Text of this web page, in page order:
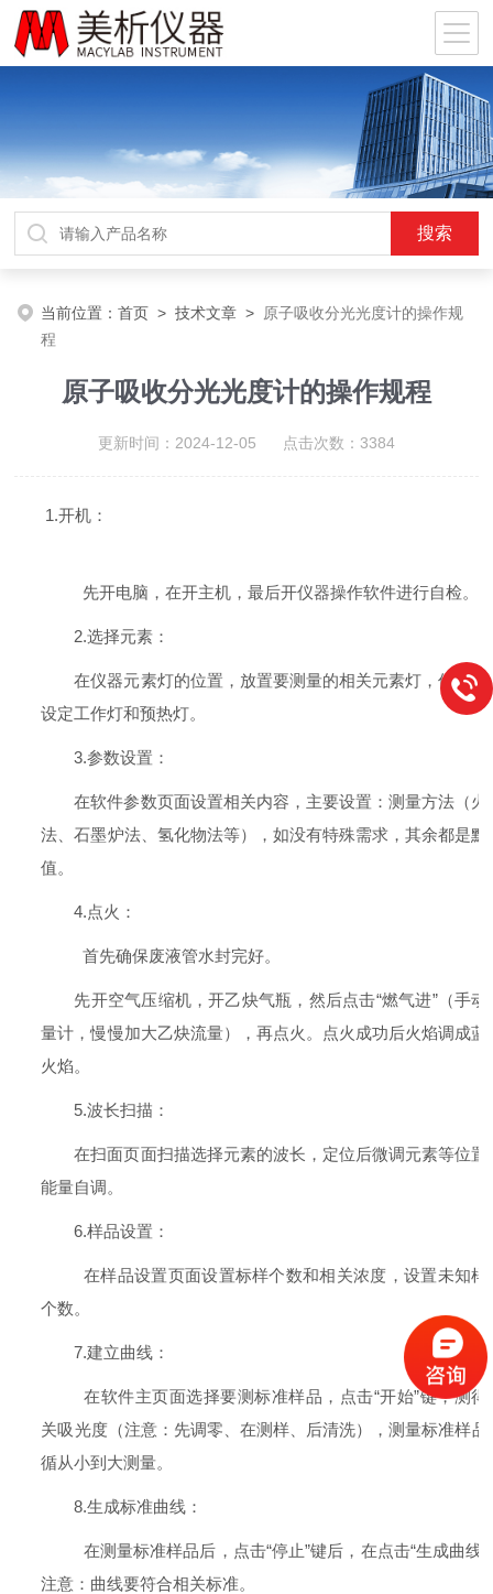
当前位置：首页 >技术文章 > 原子吸收分光光度计的操作规
程
原子吸收分光光度计的操作规程
更新时间：2024-12-05 点击次数：3384
1.开机：
先开电脑，在开主机，最后开仪器操作软件进行自检。
2.选择元素：
在仪器元素灯的位置，放置要测量的相关元素灯，仪器软
设定工作灯和预热灯。
3.参数设置：
在软件参数页面设置相关内容，主要设置：测量方法（火
法、石墨炉法、氢化物法等），如没有特殊需求，其余都是默
值。
4.点火：
首先确保废液管水封完好。
先开空气压缩机，开乙炔气瓶，然后点击“燃气进”（手动
量计，慢慢加大乙炔流量），再点火。点火成功后火焰调成蓝
火焰。
5.波长扫描：
在扫面页面扫描选择元素的波长，定位后微调元素等位置
能量自调。
6.样品设置：
在样品设置页面设置标样个数和相关浓度，设置未知样
个数。
7.建立曲线：
在软件主页面选择要测标准样品，点击“开始”键，测得
关吸光度（注意：先调零、在测样、后清洗），测量标准样品
循从小到大测量。
8.生成标准曲线：
在测量标准样品后，点击“停止”键后，在点击“生成曲线”
注意：曲线要符合相关标准。